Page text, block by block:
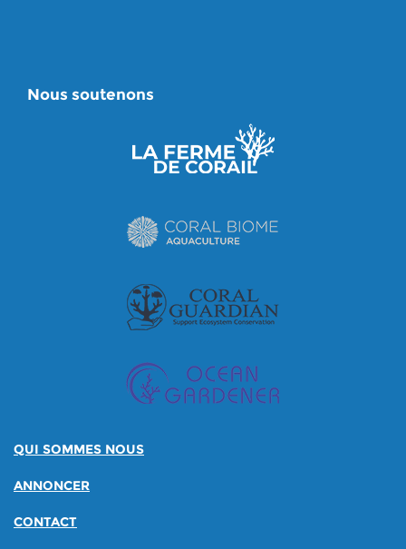
Nous soutenons
QUI SOMMES NOUS
ANNONCER
CONTACT